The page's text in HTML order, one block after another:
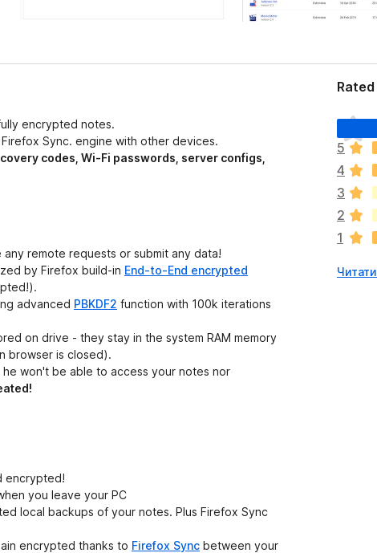
encrypted notes.
Sync. engine with other devices.
codes, Wi-Fi passwords, server configs,
remote requests or submit any data!
by Firefox build-in End-to-End encrypted
advanced PBKDF2 function with 100k iterations
on drive - they stay in the system RAM memory
browser is closed).
won't be able to access your notes nor
encrypted!
you leave your PC
local backups of your notes. Plus Firefox Sync
encrypted thanks to Firefox Sync between your
Щ
е
н
е
м
а
є
о
і
5
4
3
2
1
Читати